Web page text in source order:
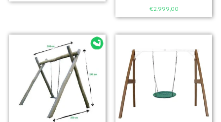
€2.999,00